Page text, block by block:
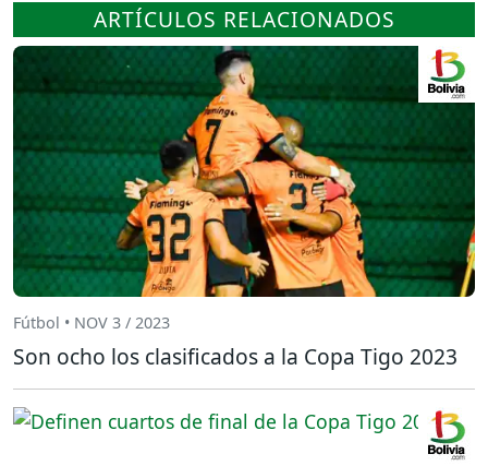
ARTÍCULOS RELACIONADOS
Fútbol • NOV 3 / 2023
Son ocho los clasificados a la Copa Tigo 2023